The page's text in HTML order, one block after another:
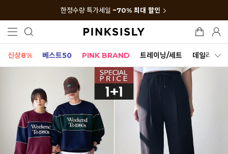
한정수량 특가세일 ~70% 최대 할인
신상8% 베스트50 PINK BRAND 트레이닝/세트 데일리세트